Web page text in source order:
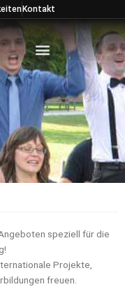
Kontakt
speziell für die
Projekte,
freuen.